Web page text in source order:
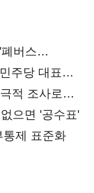
버스
주당 대표로
적 조사로
으면 '공수표'
제 표준화